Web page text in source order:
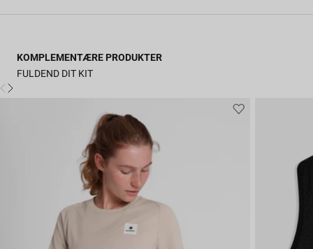
KOMPLEMENTÆRE PRODUKTER
FULDEND DIT KIT